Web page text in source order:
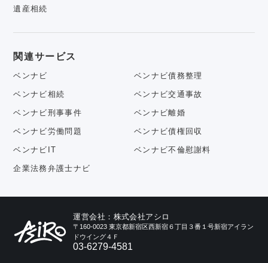
遺産相続
関連サービス
ベンナビ ベンナビ債務整理
ベンナビ相続 ベンナビ交通事故
ベンナビ刑事事件 ベンナビ離婚
ベンナビ労働問題 ベンナビ債権回収
ベンナビIT ベンナビ不倫慰謝料
企業法務弁護士ナビ
運営会社：株式会社アシロ
〒160-0023 東京都新宿区西新宿６丁目３番１号新宿アイラン
ドウイング４Ｆ
03-6279-4581